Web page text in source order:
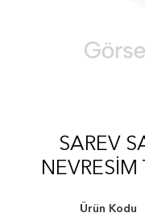
SAREV
Ürün Kodu